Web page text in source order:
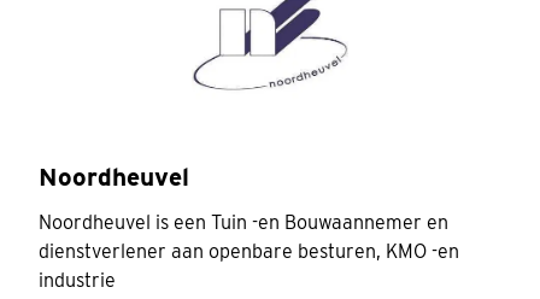
Noordheuvel
Noordheuvel is een Tuin -en Bouwaannemer en
dienstverlener aan openbare besturen, KMO -en
industrie